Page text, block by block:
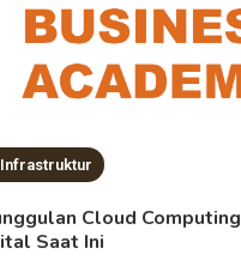
Cloud Computing
Saat Ini